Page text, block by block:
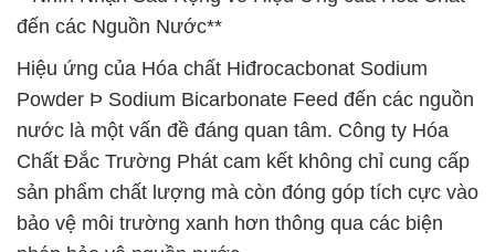
đến các Nguồn Nước**
Hiệu ứng của Hóa chất Hiđrocacbonat Sodium
Powder Þ Sodium Bicarbonate Feed đến các nguồn
nước là một vấn đề đáng quan tâm. Công ty Hóa
Chất Đắc Trường Phát cam kết không chỉ cung cấp
sản phẩm chất lượng mà còn đóng góp tích cực vào
bảo vệ môi trường xanh hơn thông qua các biện